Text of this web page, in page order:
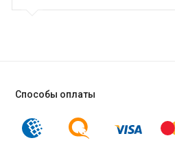
Способы оплаты